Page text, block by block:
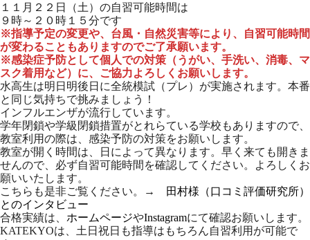
１１月２２日（土）の自習可能時間は
９時～２０時１５分です
※指導予定の変更や、台風・自然災害等により、自習可能時間
が変わることもありますのでご了承願います。
※感染症予防として個人での対策（うがい、手洗い、消毒、マ
スク着用など）に、ご協力よろしくお願いします。
水高生は明日明後日に全統模試（プレ）が実施されます。本番
と同じ気持ちで挑みましょう！
インフルエンザが流行しています。
学年閉鎖や学級閉鎖措置がとれらている学校もありますので、
教室利用の際は、感染予防の対策をお願いします。
教室が開く時間は、日によって異なります。早く来ても開きま
せんので、必ず自習可能時間を確認してください。よろしくお
願いいたします。
こちらも是非ご覧ください。→
田村様（口コミ評価研究所）
とのインタビュー
合格実績は、 ホームページやInstagramにて確認お願いします。
KATEKYOは、土日祝日も指導はもちろん自習利用が可能で